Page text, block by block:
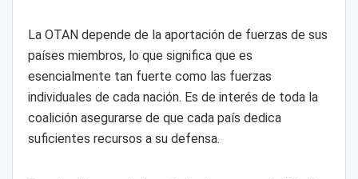
La OTAN depende de la aportación de fuerzas de sus
países miembros, lo que significa que es
esencialmente tan fuerte como las fuerzas
individuales de cada nación. Es de interés de toda la
coalición asegurarse de que cada país dedica
suficientes recursos a su defensa.